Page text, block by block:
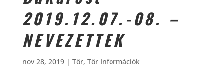
2019.12.07.-08. –
NEVEZETTEK
nov 28, 2019| Tőr, Tőr Információk